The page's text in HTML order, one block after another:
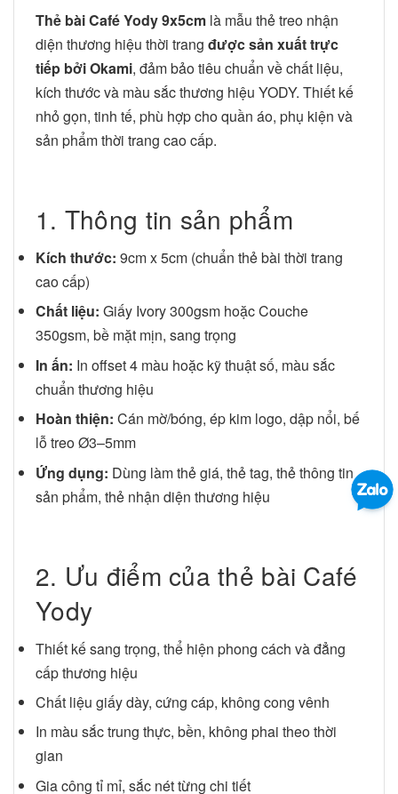
Thẻ bài Café Yody 9x5cm là mẫu thẻ treo nhận
diện thương hiệu thời trang được sản xuất trực
tiếp bởi Okami, đảm bảo tiêu chuẩn về chất liệu,
kích thước và màu sắc thương hiệu YODY. Thiết kế
nhỏ gọn, tinh tế, phù hợp cho quần áo, phụ kiện và
sản phẩm thời trang cao cấp.
1. Thông tin sản phẩm
Kích thước: 9cm x 5cm (chuẩn thẻ bài thời trang
cao cấp)
Chất liệu: Giấy Ivory 300gsm hoặc Couche
350gsm, bề mặt mịn, sang trọng
In ấn: In offset 4 màu hoặc kỹ thuật số, màu sắc
chuẩn thương hiệu
Hoàn thiện: Cán mờ/bóng, ép kim logo, dập nổi, bế
lỗ treo Ø3–5mm
Ứng dụng: Dùng làm thẻ giá, thẻ tag, thẻ thông tin
sản phẩm, thẻ nhận diện thương hiệu
2. Ưu điểm của thẻ bài Café
Yody
Thiết kế sang trọng, thể hiện phong cách và đẳng
cấp thương hiệu
Chất liệu giấy dày, cứng cáp, không cong vênh
In màu sắc trung thực, bền, không phai theo thời
gian
Gia công tỉ mỉ, sắc nét từng chi tiết